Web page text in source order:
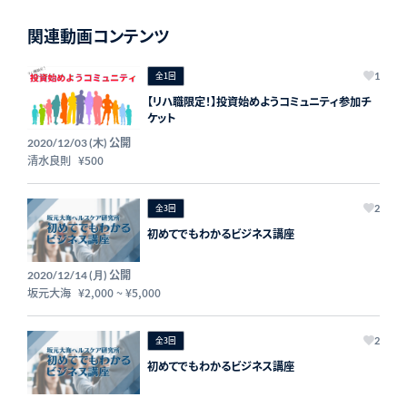
関連動画コンテンツ
全1回 1
【リハ職限定！】投資始めようコミュニティ参加チ
ケット
2020/12/03 (木) 公開
清水良則 ¥500
全3回 2
初めてでもわかるビジネス講座
2020/12/14 (月) 公開
坂元大海 ¥2,000~¥5,000
全3回 2
初めてでもわかるビジネス講座